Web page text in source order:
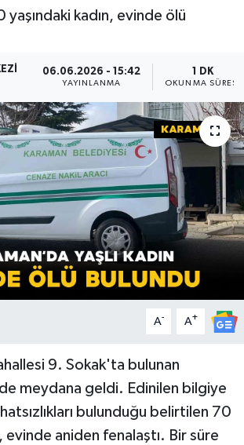
yaşındaki kadın, evinde ölü
06.06.2026 - 15:42
YAYINLANMA
1 DK
OKUNMA SÜRESI
A- A+
9. Sokak'ta bulunan
meydana geldi. Edinilen bilgiye
bulunduğu belirtilen 70
evinde aniden fenalaştı. Bir süre